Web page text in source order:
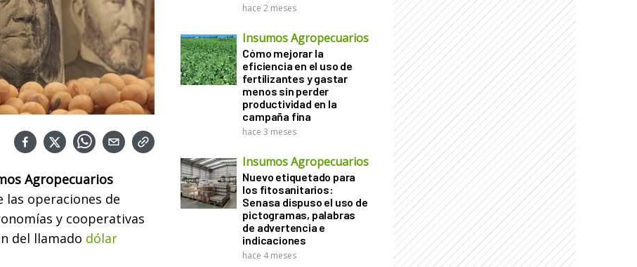
Agropecuarios
las operaciones de
y cooperativas
del llamado dólar
hace 2 meses
Insumos Agropecuarios
Cómo mejorar la
eficiencia en el uso de
fertilizantes y gastar
menos sin perder
productividad en la
campaña fina
hace 3 meses
Insumos Agropecuarios
Nuevo etiquetado para
los fitosanitarios:
Senasa dispuso el uso de
pictogramas, palabras
de advertencia e
indicaciones
hace 4 meses